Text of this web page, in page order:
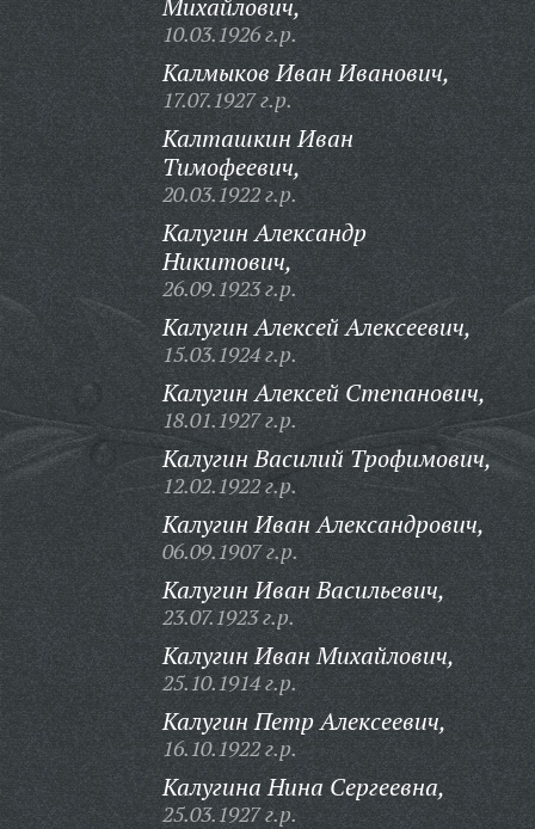
Михайлович,
10.03.1926 г.р.
Калмыков Иван Иванович,
17.07.1927 г.р.
Калташкин Иван
Тимофеевич,
20.03.1922 г.р.
Калугин Александр
Никитович,
26.09.1923 г.р.
Калугин Алексей Алексеевич,
15.03.1924 г.р.
Калугин Алексей Степанович,
18.01.1927 г.р.
Калугин Василий Трофимович,
12.02.1922 г.р.
Калугин Иван Александрович,
06.09.1907 г.р.
Калугин Иван Васильевич,
23.07.1923 г.р.
Калугин Иван Михайлович,
25.10.1914 г.р.
Калугин Петр Алексеевич,
16.10.1922 г.р.
Калугина Нина Сергеевна,
25.03.1927 г.р.